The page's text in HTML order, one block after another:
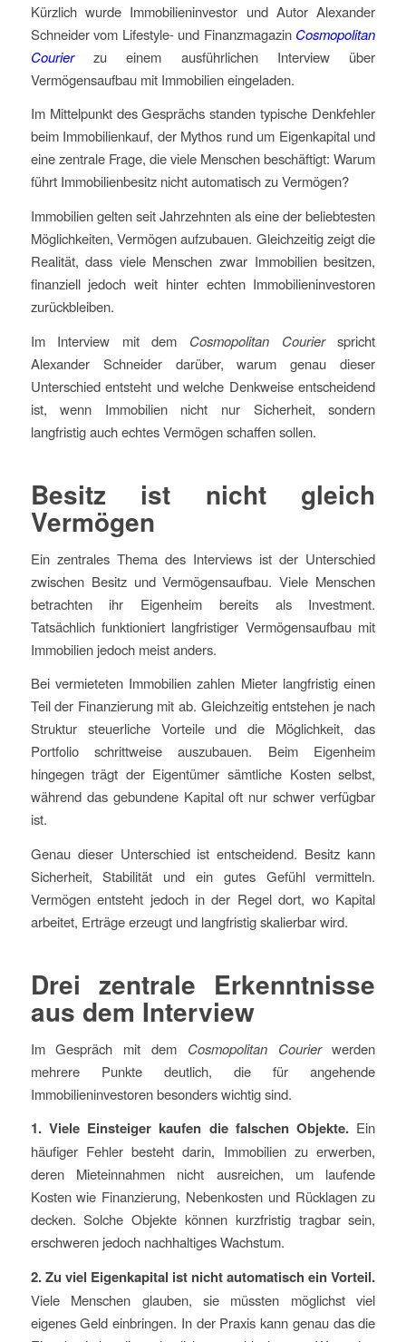
Kürzlich wurde Immobilieninvestor und Autor Alexander
Schneider vom Lifestyle- und Finanzmagazin Cosmopolitan
Courierzu einem ausführlichen Interview über
Vermögensaufbau mit Immobilien eingeladen.
Im Mittelpunkt des Gesprächs standen typische Denkfehler
beim Immobilienkauf, der Mythos rund um Eigenkapital und
eine zentrale Frage, die viele Menschen beschäftigt: Warum
führt Immobilienbesitz nicht automatisch zu Vermögen?
Immobilien gelten seit Jahrzehnten als eine der beliebtesten
Möglichkeiten, Vermögen aufzubauen. Gleichzeitig zeigt die
Realität, dass viele Menschen zwar Immobilien besitzen,
finanziell jedoch weit hinter echten Immobilieninvestoren
zurückbleiben.
Im Interview mit dem Cosmopolitan Courierspricht
Alexander Schneider darüber, warum genau dieser
Unterschied entsteht und welche Denkweise entscheidend
ist, wenn Immobilien nicht nur Sicherheit, sondern
langfristig auch echtes Vermögen schaffen sollen.
Besitz ist nicht gleich
Vermögen
Ein zentrales Thema des Interviews ist der Unterschied
zwischen Besitz und Vermögensaufbau. Viele Menschen
betrachten ihr Eigenheim bereits als Investment.
Tatsächlich funktioniert langfristiger Vermögensaufbau mit
Immobilien jedoch meist anders.
Bei vermieteten Immobilien zahlen Mieter langfristig einen
Teil der Finanzierung mit ab. Gleichzeitig entstehen je nach
Struktur steuerliche Vorteile und die Möglichkeit, das
Portfolio schrittweise auszubauen. Beim Eigenheim
hingegen trägt der Eigentümer sämtliche Kosten selbst,
während das gebundene Kapital oft nur schwer verfügbar
ist.
Genau dieser Unterschied ist entscheidend. Besitz kann
Sicherheit, Stabilität und ein gutes Gefühl vermitteln.
Vermögen entsteht jedoch in der Regel dort, wo Kapital
arbeitet, Erträge erzeugt und langfristig skalierbar wird.
Drei zentrale Erkenntnisse
aus dem Interview
Im Gespräch mit dem Cosmopolitan Courierwerden
mehrere Punkte deutlich, die für angehende
Immobilieninvestoren besonders wichtig sind.
1. Viele Einsteiger kaufen die falschen Objekte. Ein
häufiger Fehler besteht darin, Immobilien zu erwerben,
deren Mieteinnahmen nicht ausreichen, um laufende
Kosten wie Finanzierung, Nebenkosten und Rücklagen zu
decken. Solche Objekte können kurzfristig tragbar sein,
erschweren jedoch nachhaltiges Wachstum.
2. Zu viel Eigenkapital ist nicht automatisch ein Vorteil.
Viele Menschen glauben, sie müssten möglichst viel
eigenes Geld einbringen. In der Praxis kann genau das die